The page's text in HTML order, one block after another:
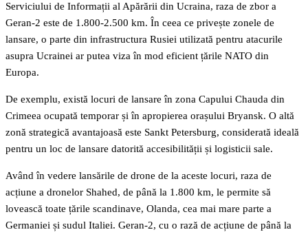
Serviciului de Informații al Apărării din Ucraina, raza de zbor a
Geran-2 este de 1.800-2.500 km. În ceea ce privește zonele de
lansare, o parte din infrastructura Rusiei utilizată pentru atacurile
asupra Ucrainei ar putea viza în mod eficient țările NATO din
Europa.
De exemplu, există locuri de lansare în zona Capului Chauda din
Crimeea ocupată temporar și în apropierea orașului Bryansk. O altă
zonă strategică avantajoasă este Sankt Petersburg, considerată ideală
pentru un loc de lansare datorită accesibilității și logisticii sale.
Având în vedere lansările de drone de la aceste locuri, raza de
acțiune a dronelor Shahed, de până la 1.800 km, le permite să
lovească toate țările scandinave, Olanda, cea mai mare parte a
Germaniei și sudul Italiei. Geran-2, cu o rază de acțiune de până la